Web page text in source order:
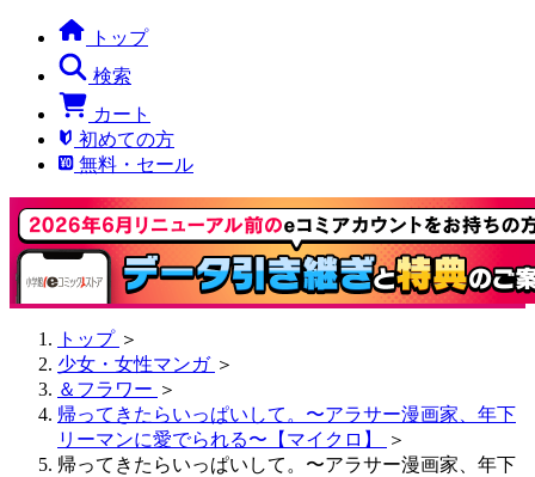
トップ
検索
カート
初めての方
無料・セール
トップ ＞
少女・女性マンガ ＞
＆フラワー ＞
帰ってきたらいっぱいして。〜アラサー漫画家、年下
リーマンに愛でられる〜【マイクロ】
＞
帰ってきたらいっぱいして。〜アラサー漫画家、年下